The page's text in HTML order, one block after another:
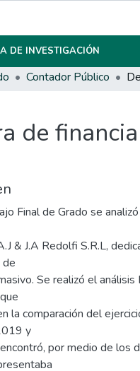
DE INVESTIGACIÓN
Contador Público
de
Final de Grado se
& J.A Redolfi S.R.L,
Se realizó el
la comparación del
y
por medio de los